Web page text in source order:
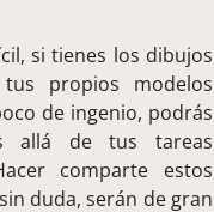
si tienes los dibujos
propios modelos
de ingenio, podrás
allá de tus tareas
comparte estos
duda, serán de gran